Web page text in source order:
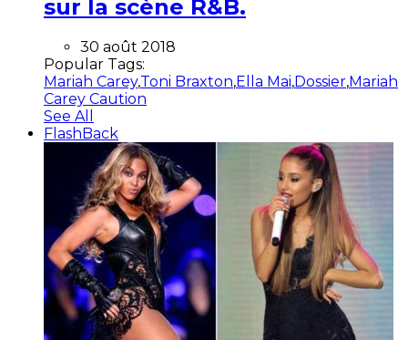
sur la scène R&B.
30 août 2018
Popular Tags:
Mariah Carey,Toni Braxton,Ella Mai,Dossier,Mariah
Carey Caution
See All
FlashBack